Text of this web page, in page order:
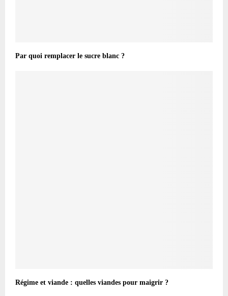
Par quoi remplacer le sucre blanc ?
Régime et viande : quelles viandes pour maigrir ?